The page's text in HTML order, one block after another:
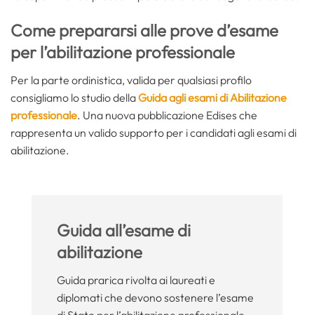
Come prepararsi alle prove d’esame
per l’abilitazione professionale
Per la parte ordinistica, valida per qualsiasi profilo
consigliamo lo studio dellaGuida agli esami di Abilitazione
professionale. Una nuova pubblicazione Edises che
rappresenta un valido supporto per i candidati agli esami di
abilitazione.
Guida all’esame di
abilitazione
Guida prarica rivolta ai laureati e
diplomati che devono sostenere l’esame